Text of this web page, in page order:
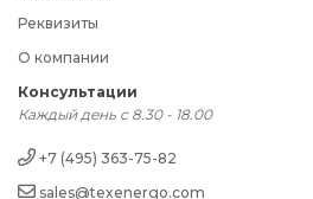
Реквизиты
О компании
Консультации
Каждый день с 8.30 - 18.00
+7 (495) 363-75-82
sales@texenergo.com